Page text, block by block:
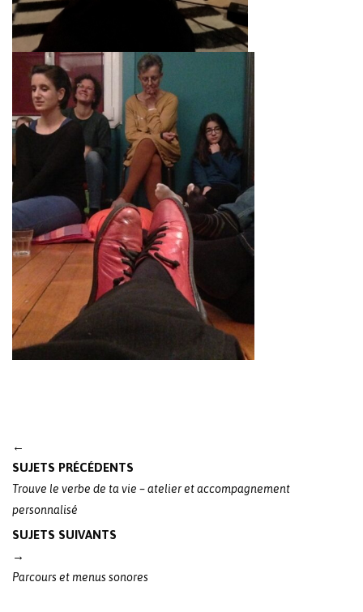
Post
navigation
←
SUJETS PRÉCÉDENTS
Trouve le verbe de ta vie – atelier et accompagnement
personnalisé
SUJETS SUIVANTS
→
Parcours et menus sonores